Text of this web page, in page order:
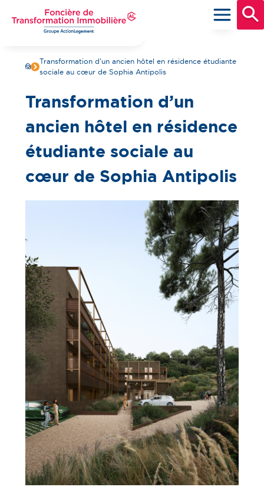
Transformation d’un ancien hôtel en résidence étudiante
sociale au cœur de Sophia Antipolis
Transformation d’un
ancien hôtel en résidence
étudiante sociale au
cœur de Sophia Antipolis